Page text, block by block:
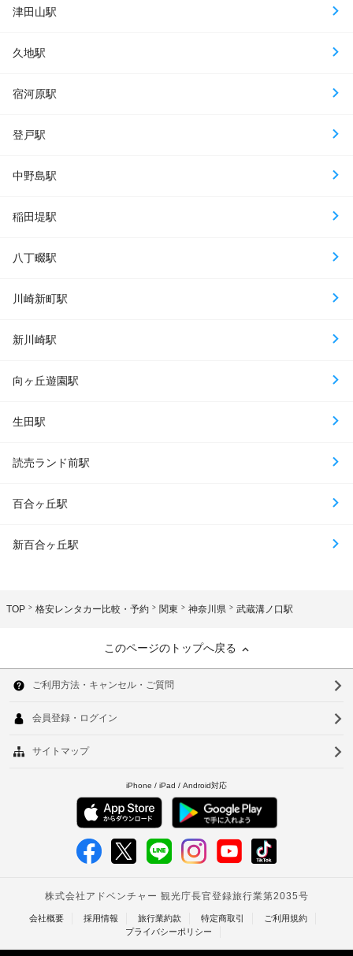
津田山駅
久地駅
宿河原駅
登戸駅
中野島駅
稲田堤駅
八丁畷駅
川崎新町駅
新川崎駅
向ヶ丘遊園駅
生田駅
読売ランド前駅
百合ヶ丘駅
新百合ヶ丘駅
TOP 格安レンタカー比較・予約 関東 神奈川県 武蔵溝ノ口駅
このページのトップへ戻る